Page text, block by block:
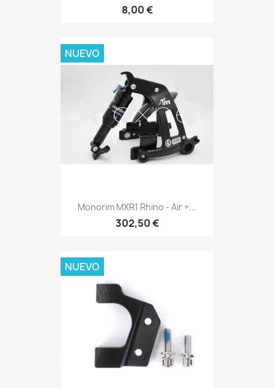
8,00 €
Monorim MXR1 Rhino - Air +...
302,50 €
NUEVO
NUEVO